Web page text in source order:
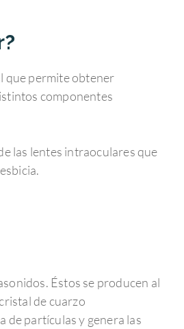
que permite obtener
componentes
las lentes intraoculares que
Éstos se producen al
de cuarzo
de partículas y genera las